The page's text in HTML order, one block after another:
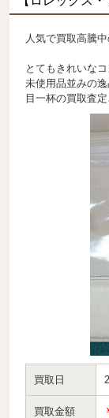
人気で買取高騰
とてもきれいな
未使用品並みの逸
目一杯の買取査
買取日
買取金額